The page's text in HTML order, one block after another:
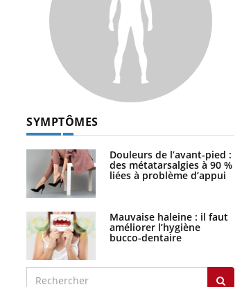
SYMPTÔMES
Douleurs de l’avant-pied :
des métatarsalgies à 90 %
liées à problème d’appui
Mauvaise haleine : il faut
améliorer l’hygiène
bucco-dentaire